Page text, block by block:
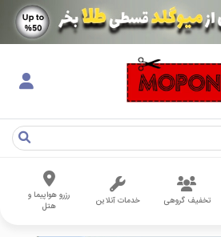
تخفیف گروهی خدمات آنلاین
رزرو هواپیما و
هتل